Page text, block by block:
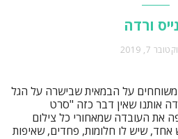
ורדה
7, 2019
משוחחים על הבמאית שבישרה על הגל
אותנו שאין דבר כזה "סרט
את העובדה שמאחורי כל צילום
שיש לו חלומות, פחדים, שאיפות